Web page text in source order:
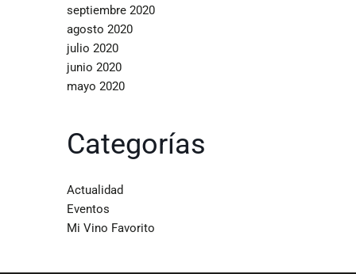
septiembre 2020
agosto 2020
julio 2020
junio 2020
mayo 2020
Categorías
Actualidad
Eventos
Mi Vino Favorito